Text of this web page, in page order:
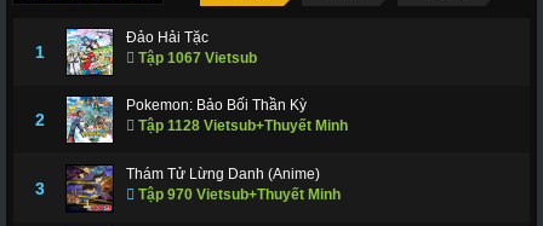
1
Đảo Hải Tặc
Tập 1067 Vietsub
2
Pokemon: Bảo Bối Thần Kỳ
Tập 1128 Vietsub+Thuyết Minh
3
Thám Tử Lừng Danh (Anime)
Tập 970 Vietsub+Thuyết Minh